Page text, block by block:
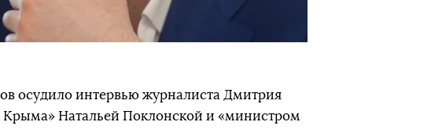
осудило интервью журналиста Дмитрия
Натальей Поклонской и «министром